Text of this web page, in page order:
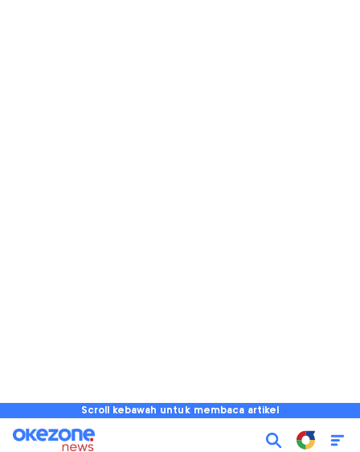
Scroll kebawah untuk membaca artikel